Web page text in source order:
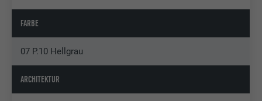
FARBE
07 P.10 Hellgrau
ARCHITEKTUR